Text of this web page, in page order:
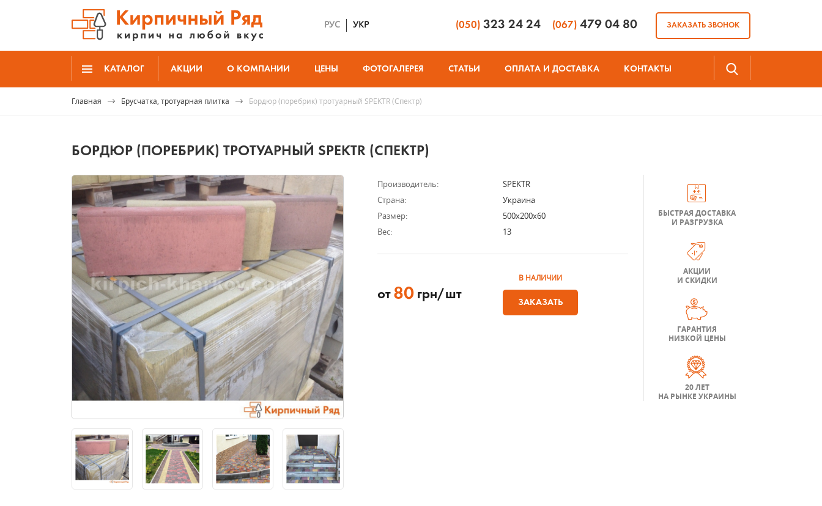
РУС УКР (050) 323 24 24 (067) 479 04 80 ЗАКАЗАТЬ ЗВОНОК
КАТАЛОГ АКЦИИ О КОМПАНИИ ЦЕНЫ ФОТОГАЛЕРЕЯ СТАТЬИ ОПЛАТА И ДОСТАВКА КОНТАКТЫ
Главная Брусчатка, тротуарная плитка Бордюр (поребрик) тротуарный SPEKTR (Спектр)
БОРДЮР (ПОРЕБРИК) ТРОТУАРНЫЙ SPEKTR (СПЕКТР)
Производитель:
SPEKTR
Страна:
Украина
Размер:
500х200х60
Вес:
13
от 80 грн/шт
В НАЛИЧИИ
ЗАКАЗАТЬ
БЫСТРАЯ ДОСТАВКА
И РАЗГРУЗКА
АКЦИИ
И СКИДКИ
ГАРАНТИЯ
НИЗКОЙ ЦЕНЫ
20 ЛЕТ
НА РЫНКЕ УКРАИНЫ